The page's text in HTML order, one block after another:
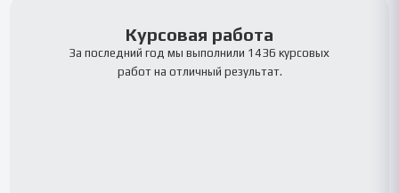
Курсовая работа
За последний год мы выполнили 1436 курсовых
работ на отличный результат.